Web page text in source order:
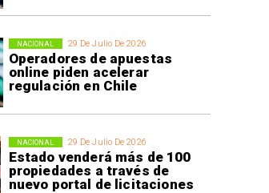
29 De Julio De 2026
Operadores de apuestas
online piden acelerar
regulación en Chile
NACIONAL
29 De Julio De 2026
Estado venderá más de 100
propiedades a través de
nuevo portal de licitaciones
NACIONAL